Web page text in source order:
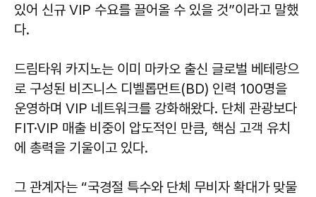
있어 신규 VIP 수요를 끌어올 수 있을 것”이라고 말했
다.
드림타워 카지노는 이미 마카오 출신 글로벌 베테랑으
로 구성된 비즈니스 디벨롭먼트(BD) 인력 100명을
운영하며 VIP 네트워크를 강화해왔다. 단체 관광보다
FIT·VIP 매출 비중이 압도적인 만큼, 핵심 고객 유치
에 총력을 기울이고 있다.
그 관계자는 “국경절 특수와 단체 무비자 확대가 맞물